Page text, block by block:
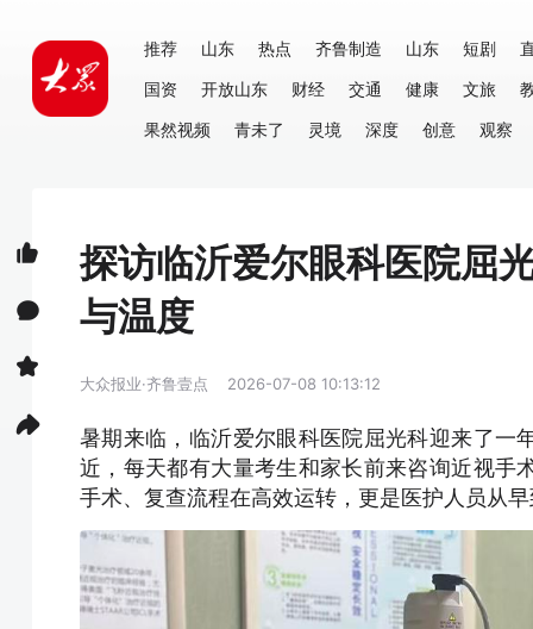
推荐 山东 热点 齐鲁制造 山东 短剧
国资
开放山东 财经 交通 健康 文旅
果然视频
青未了 灵境 深度 创意 观察
探访临沂爱尔眼科医院屈
与温度
大众报业·齐鲁壹点 2026-07-08 10:13:12
暑期来临，临沂爱尔眼科医院屈光科迎来了一
近，每天都有大量考生和家长前来咨询近视手
手术、复查流程在高效运转，更是医护人员从